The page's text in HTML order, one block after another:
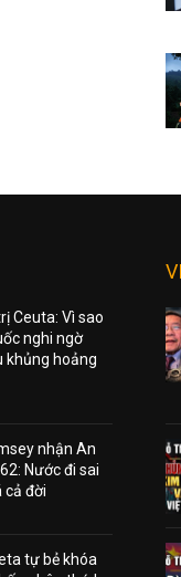
Ceuta: Vì sao
nghi ngờ
khủng hoảng
nhận An
Nước đi sai
cả đời
tự bẻ khóa